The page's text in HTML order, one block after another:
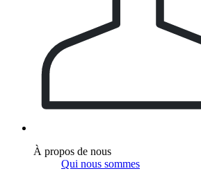
À propos de nous
Qui nous sommes